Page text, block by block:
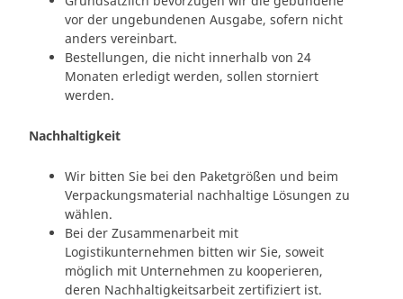
vor der ungebundenen Ausgabe, sofern nicht
anders vereinbart.
Bestellungen, die nicht innerhalb von 24
Monaten erledigt werden, sollen storniert
werden.
Nachhaltigkeit
Wir bitten Sie bei den Paketgrößen und beim
Verpackungsmaterial nachhaltige Lösungen zu
wählen.
Bei der Zusammenarbeit mit
Logistikunternehmen bitten wir Sie, soweit
möglich mit Unternehmen zu kooperieren,
deren Nachhaltigkeitsarbeit zertifiziert ist.